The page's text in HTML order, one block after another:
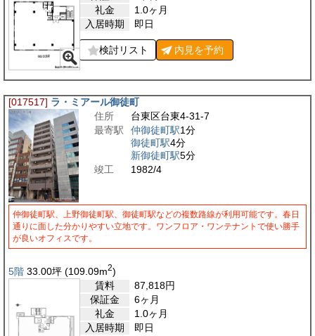
礼金
1.0ヶ月
入居時期
即日
検討リスト 内見を予約
[017517] ラ・ミアール御徒町
住所
台東区台東4-31-7
最寄駅
仲御徒町駅1分
御徒町駅4分
新御徒町駅5分
竣工
1982/4
仲御徒町駅、上野御徒町駅、御徒町駅などの複数路線が利用可能です。春日
通りに面した分かりやすい立地です。ワンフロア・ワンテナントで使い勝手
が良いオフィスです。
5階 33.00坪 (109.09m2)
賃料
87,818円
保証金
6ヶ月
礼金
1.0ヶ月
入居時期
即日